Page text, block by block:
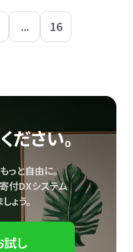
... 16
ださい。
っと自由に。
付DXシステム
ょう。
し